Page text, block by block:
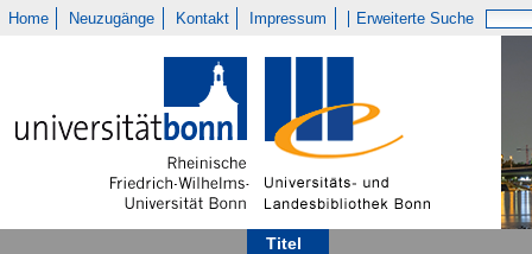
Home Neuzugänge Kontakt Impressum Erweiterte Suche
Titel